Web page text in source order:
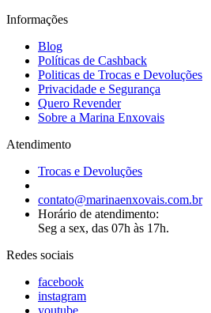
Informações
Blog
Políticas de Cashback
Politicas de Trocas e Devoluções
Privacidade e Segurança
Quero Revender
Sobre a Marina Enxovais
Atendimento
Trocas e Devoluções
contato@marinaenxovais.com.br
Horário de atendimento:
Seg a sex, das 07h às 17h.
Redes sociais
facebook
instagram
youtube